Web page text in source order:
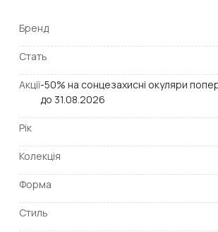
Бренд
Стать
Акції-50% на сонцезахисні окуляри
до 31.08.2026
Рік
Колекція
Форма
Стиль